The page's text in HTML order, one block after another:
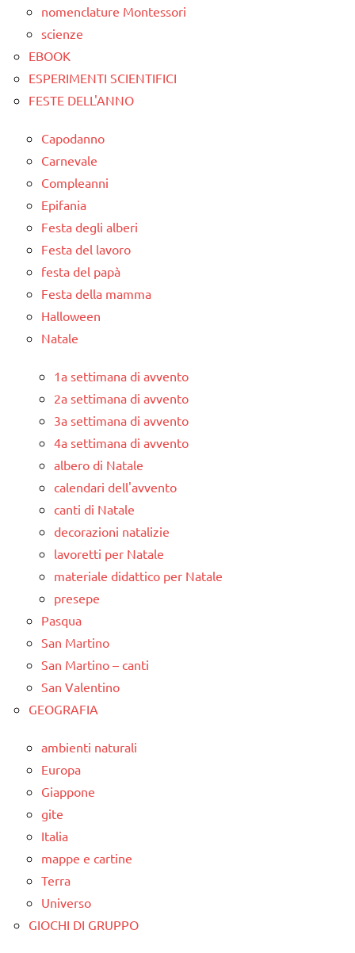
nomenclature Montessori
scienze
EBOOK
ESPERIMENTI SCIENTIFICI
FESTE DELL'ANNO
Capodanno
Carnevale
Compleanni
Epifania
Festa degli alberi
Festa del lavoro
festa del papà
Festa della mamma
Halloween
Natale
1a settimana di avvento
2a settimana di avvento
3a settimana di avvento
4a settimana di avvento
albero di Natale
calendari dell'avvento
canti di Natale
decorazioni natalizie
lavoretti per Natale
materiale didattico per Natale
presepe
Pasqua
San Martino
San Martino – canti
San Valentino
GEOGRAFIA
ambienti naturali
Europa
Giappone
gite
Italia
mappe e cartine
Terra
Universo
GIOCHI DI GRUPPO